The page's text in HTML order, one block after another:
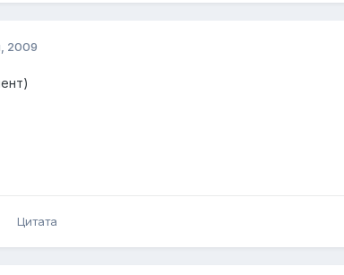
2009
Цитата